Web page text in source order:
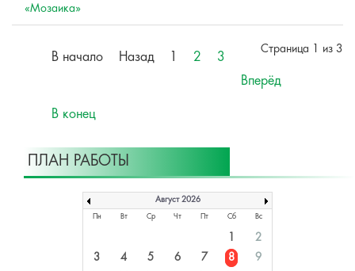
«Мозаика»
Страница 1 из 3
В начало Назад 2
3
Вперёд
В конец
ПЛАН РАБОТЫ
Август 2026
Пн Вт Ср Чт Пт Сб Вс
1
2
3
4 5 6 7 8
9